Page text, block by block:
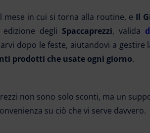
mese in cui si torna alla routine, e Il
degli Spaccaprezzi, valida
dopo le feste, aiutandovi a
prodotti che usate ogni giorno.
non sono solo sconti, ma un
su ciò che vi serve davvero.